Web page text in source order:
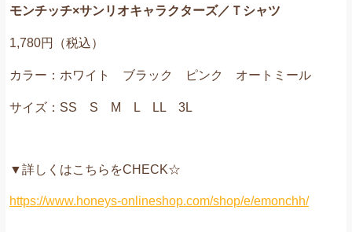
モンチッチ×サンリオキャラクターズ／Ｔシャツ
1,780円（税込）
カラー：ホワイト ブラック ピンク オートミール
サイズ：SS S M L LL 3L
▼詳しくはこちらをCHECK☆
https://www.honeys-onlineshop.com/shop/e/emonchh/